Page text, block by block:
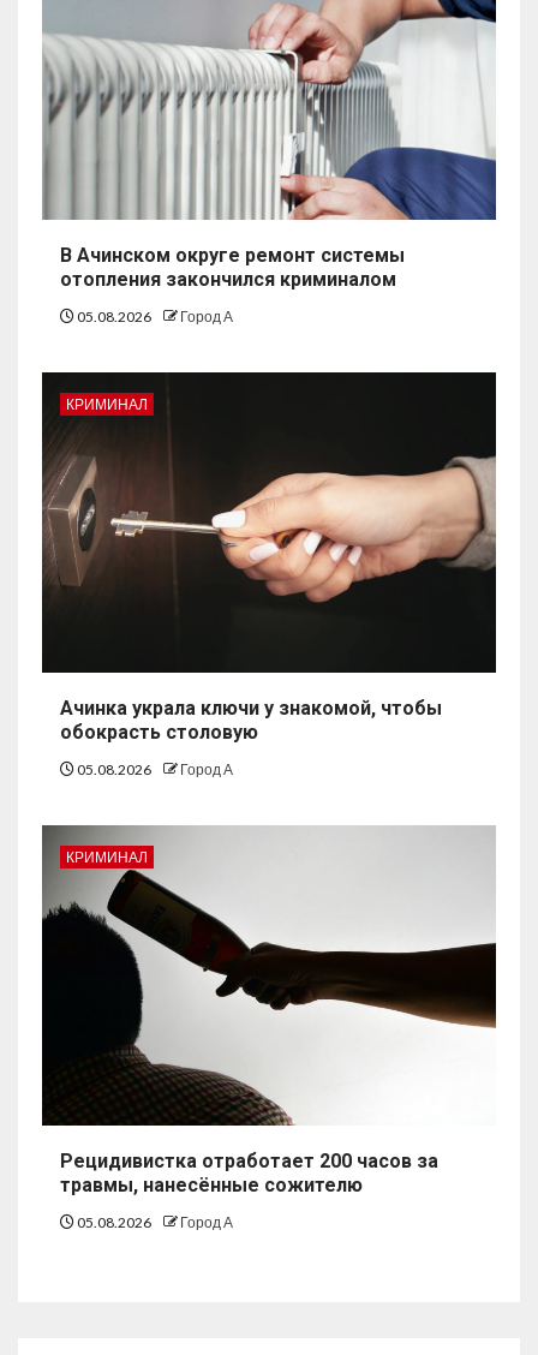
В Ачинском округе ремонт системы
отопления закончился криминалом
05.08.2026 Город А
КРИМИНАЛ
Ачинка украла ключи у знакомой, чтобы
обокрасть столовую
05.08.2026 Город А
КРИМИНАЛ
Рецидивистка отработает 200 часов за
травмы, нанесённые сожителю
05.08.2026 Город А